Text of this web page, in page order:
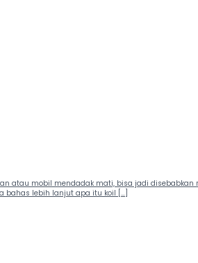
atau mobil mendadak mati, bisa jadi disebabkan
bahas lebih lanjut apa itu koil […]